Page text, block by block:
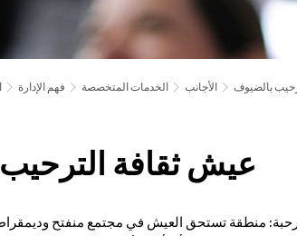
فهم الإدارة الخدمات المتخصصة الأجانب بالضيوف
عيش ثقافة
منطقة تستحق العيش في مجتمع منفتح